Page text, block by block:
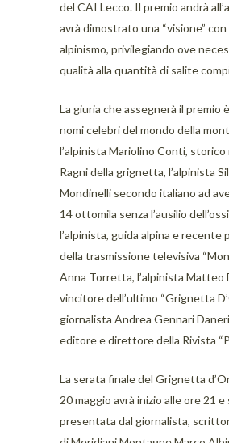
del CAI Lecco. Il premio andrà
avrà dimostrato una “visione” con
alpinismo, privilegiando ove
qualità alla quantità di salite
La giuria che assegnerà il premio
nomi celebri del mondo della
l’alpinista Mariolino Conti, storico
Ragni della grignetta, l’alpinista
Mondinelli secondo italiano ad
14 ottomila senza l’ausilio
l’alpinista, guida alpina e recente
della trasmissione televisiva
Anna Torretta, l’alpinista Matteo
vincitore dell’ultimo “Grignetta
giornalista Andrea Gennari
editore e direttore della Rivista
La serata finale del Grignetta
20 maggio avrà inizio alle ore 21 e
presentata dal giornalista,